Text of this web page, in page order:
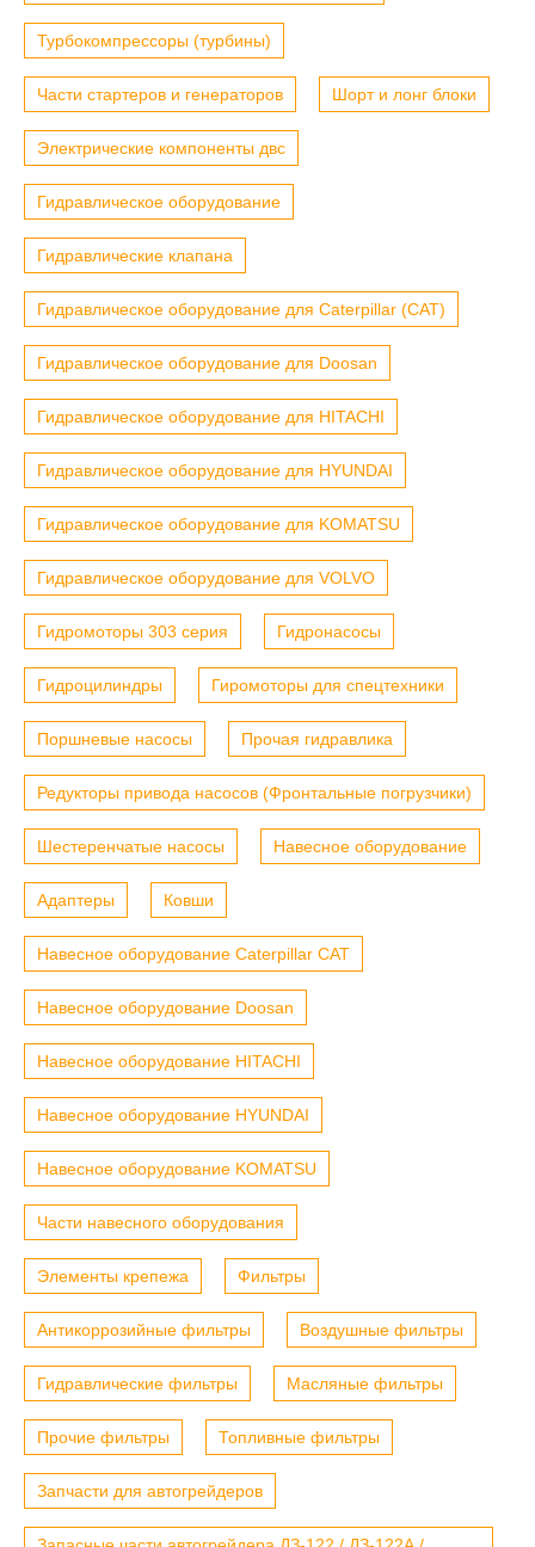
Турбокомпрессоры (турбины)
Части стартеров и генераторов Шорт и лонг блоки
Электрические компоненты двс
Гидравлическое оборудование
Гидравлические клапана
Гидравлическое оборудование для Caterpillar (CAT)
Гидравлическое оборудование для Doosan
Гидравлическое оборудование для HITACHI
Гидравлическое оборудование для HYUNDAI
Гидравлическое оборудование для KOMATSU
Гидравлическое оборудование для VOLVO
Гидромоторы 303 серия Гидронасосы
Гидроцилиндры Гиромоторы для спецтехники
Поршневые насосы Прочая гидравлика
Редукторы привода насосов (Фронтальные погрузчики)
Шестеренчатые насосы Навесное оборудование
Адаптеры Ковши
Навесное оборудование Caterpillar CAT
Навесное оборудование Doosan
Навесное оборудование HITACHI
Навесное оборудование HYUNDAI
Навесное оборудование KOMATSU
Части навесного оборудования
Элементы крепежа Фильтры
Антикоррозийные фильтры Воздушные фильтры
Гидравлические фильтры Масляные фильтры
Прочие фильтры Топливные фильтры
Запчасти для автогрейдеров